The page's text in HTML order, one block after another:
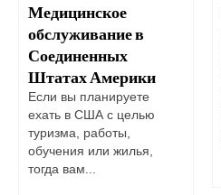
Медицинское
обслуживание в
Соединенных
Штатах Америки
Если вы планируете
ехать в США с целью
туризма, работы,
обучения или жилья,
тогда вам...